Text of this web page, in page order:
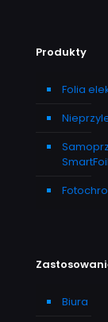
Produkty
Folia
SmartFoil
Biura